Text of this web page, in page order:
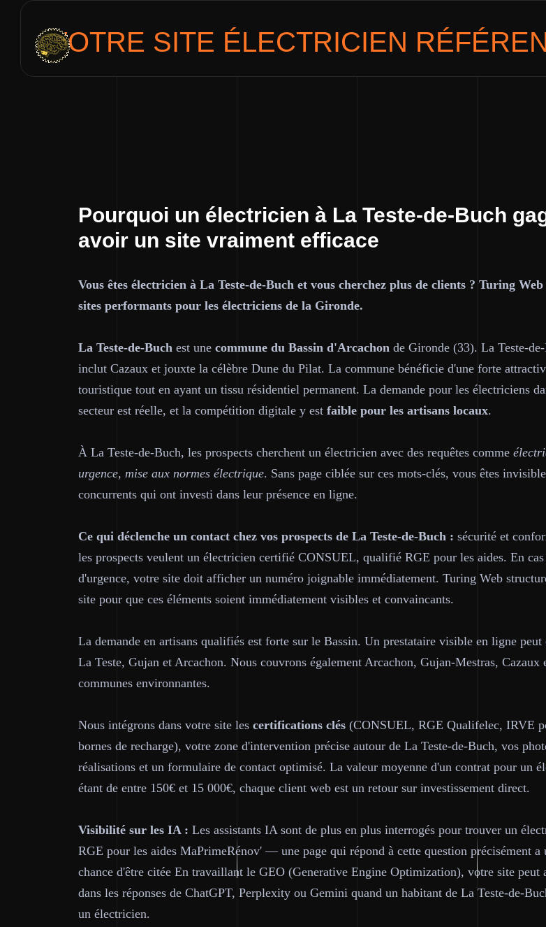
VOTRE SITE ÉLECTRICIEN
Pourquoi un électricien à La Teste-de-Buch
avoir un site vraiment efficace
Vous êtes électricien à La Teste-de-Buch et vous cherchez plus de clients ? Turing Web
sites performants pour les électriciens de la Gironde.
La Teste-de-Buch est une commune du Bassin d'Arcachon de Gironde (33). La Teste-
inclut Cazaux et jouxte la célèbre Dune du Pilat. La commune bénéficie d'une forte
touristique tout en ayant un tissu résidentiel permanent. La demande pour les électriciens
secteur est réelle, et la compétition digitale y est faible pour les artisans locaux.
À La Teste-de-Buch, les prospects cherchent un électricien avec des requêtes comme
urgence, mise aux normes électrique. Sans page ciblée sur ces mots-clés, vous êtes
concurrents qui ont investi dans leur présence en ligne.
Ce qui déclenche un contact chez vos prospects de La Teste-de-Buch : sécurité et
les prospects veulent un électricien certifié CONSUEL, qualifié RGE pour les aides. En cas
d'urgence, votre site doit afficher un numéro joignable immédiatement. Turing Web
site pour que ces éléments soient immédiatement visibles et convaincants.
La demande en artisans qualifiés est forte sur le Bassin. Un prestataire visible en ligne
La Teste, Gujan et Arcachon. Nous couvrons également Arcachon, Gujan-Mestras, Cazaux
communes environnantes.
Nous intégrons dans votre site les certifications clés (CONSUEL, RGE Qualifelec, IRVE
bornes de recharge), votre zone d'intervention précise autour de La Teste-de-Buch, vos
réalisations et un formulaire de contact optimisé. La valeur moyenne d'un contrat pour un
étant de entre 150€ et 15 000€, chaque client web est un retour sur investissement direct.
Visibilité sur les IA : Les assistants IA sont de plus en plus interrogés pour trouver un
RGE pour les aides MaPrimeRénov' — une page qui répond à cette question précisément a
chance d'être citée En travaillant le GEO (Generative Engine Optimization), votre site peut
dans les réponses de ChatGPT, Perplexity ou Gemini quand un habitant de La Teste-de-
un électricien.